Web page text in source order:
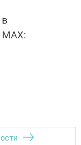
MАХ: